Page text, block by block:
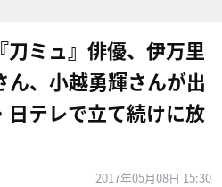
ミュ』俳優、伊万里
ん、小越勇輝さんが出
日テレで立て続けに放
2017年05月08日 15:30